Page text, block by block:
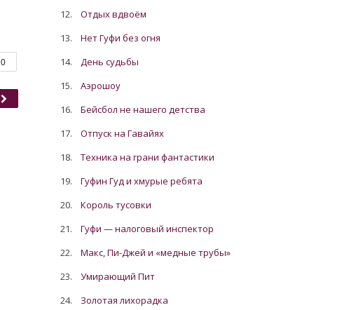
0
12.
Отдых вдвоём
13.
Нет Гуфи без огня
14.
День судьбы
15.
Аэрошоу
16.
Бейсбол не нашего детства
17.
Отпуск на Гавайях
18.
Техника на грани фантастики
19.
Гуфин Гуд и хмурые ребята
20.
Король тусовки
21.
Гуфи — налоговый инспектор
22.
Макс, Пи-Джей и «медные трубы»
23.
Умирающий Пит
24.
Золотая лихорадка